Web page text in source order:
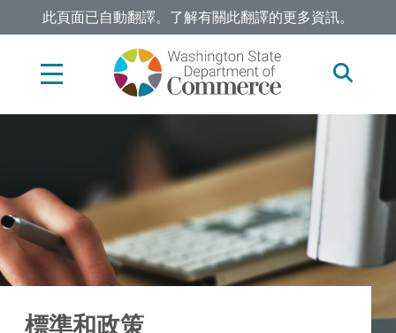
to
content
此頁面已自動翻譯。了解有關此翻譯的更多資訊。
標準和政策